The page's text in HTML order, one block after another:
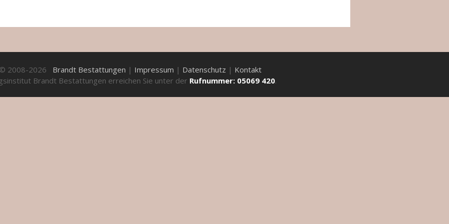
2008-2026 Brandt Bestattungen | Impressum | Datenschutz | Kontakt
Brandt Bestattungen erreichen Sie unter der Rufnummer: 05069 420.